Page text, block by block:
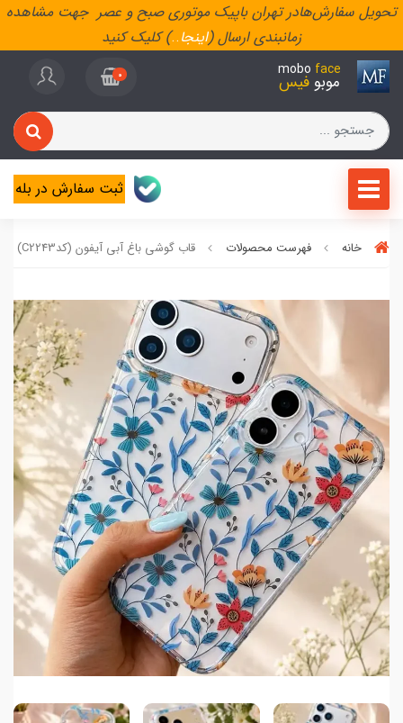
تحویل سفارش‌هادر تهران باپیک موتوری صبح و عصر جهت مشاهده
زمانبندی ارسال (اینجا..) کلیک کنید
mobo face
موبو فیس 0
ثبت سفارش در بله
خانه فهرست محصولات قاب گوشی باغ آبی آیفون (کدC2243)